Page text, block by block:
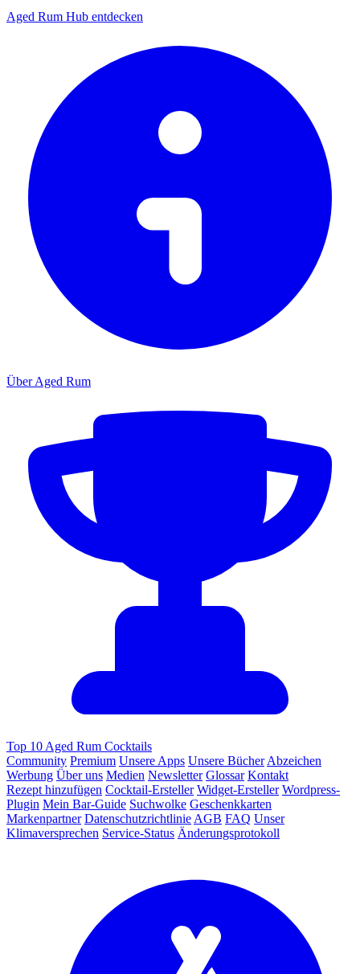
Aged Rum Hub entdecken
Über Aged Rum
Top 10 Aged Rum Cocktails
Community Premium Unsere Apps Unsere Bücher Abzeichen
Werbung Über uns Medien Newsletter Glossar Kontakt
Rezept hinzufügen Cocktail-Ersteller Widget-Ersteller Wordpress-
Plugin Mein Bar-Guide Suchwolke Geschenkkarten
Markenpartner Datenschutzrichtlinie AGB FAQ Unser
Klimaversprechen Service-Status Änderungsprotokoll